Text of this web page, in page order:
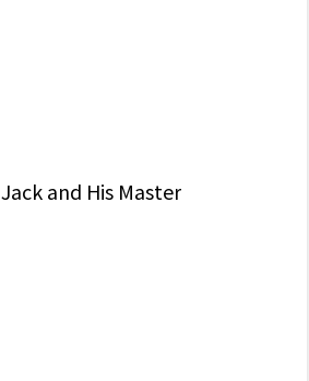
Jack and His Master